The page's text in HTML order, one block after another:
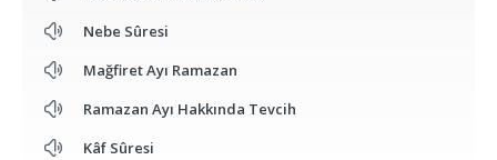
Nebe Sûresi
Mağfiret Ayı Ramazan
Ramazan Ayı Hakkında Tevcih
Kâf Sûresi